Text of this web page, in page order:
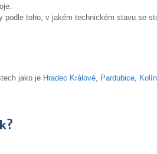
toho, v jakém technickém stavu se
jako je Hradec Králové Pardubice Kolín